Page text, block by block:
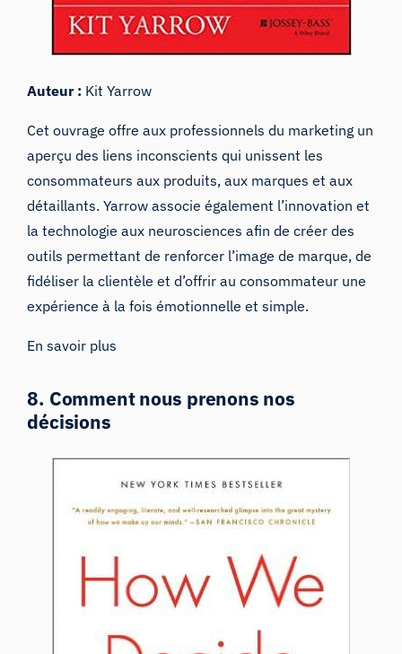
Auteur : Kit Yarrow
Cet ouvrage offre aux professionnels du marketing un
aperçu des liens inconscients qui unissent les
consommateurs aux produits, aux marques et aux
détaillants. Yarrow associe également l’innovation et
la technologie aux neurosciences afin de créer des
outils permettant de renforcer l’image de marque, de
fidéliser la clientèle et d’offrir au consommateur une
expérience à la fois émotionnelle et simple.
En savoir plus
8. Comment nous prenons nos
décisions